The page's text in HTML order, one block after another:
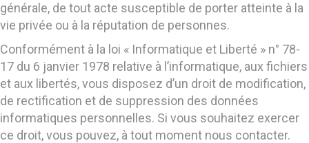
générale, de tout acte susceptible de porter atteinte à la
vie privée ou à la réputation de personnes.
Conformément à la loi « Informatique et Liberté » n° 78-
17 du 6 janvier 1978 relative à l’informatique, aux fichiers
et aux libertés, vous disposez d’un droit de modification,
de rectification et de suppression des données
informatiques personnelles. Si vous souhaitez exercer
ce droit, vous pouvez, à tout moment nous contacter.